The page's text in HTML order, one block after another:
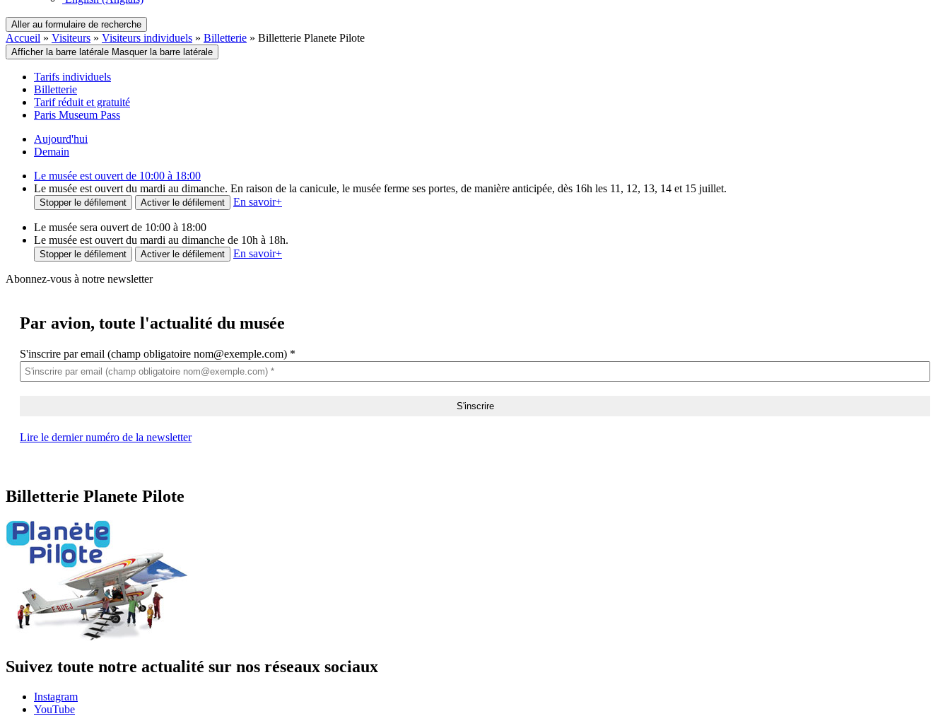
Aller au formulaire de recherche
Accueil » Visiteurs » Visiteurs individuels » Billetterie » Billetterie Planete Pilote
Afficher la barre latérale Masquer la barre latérale
Tarifs individuels
Billetterie
Tarif réduit et gratuité
Paris Museum Pass
Aujourd'hui
Demain
Le musée est ouvert de 10:00 à 18:00
Le musée est ouvert du mardi au dimanche. En raison de la canicule, le musée ferme ses portes, de manière anticipée, dès 16h les 11, 12, 13, 14 et 15 juillet.
Stopper le défilement Activer le défilement En savoir+
Le musée sera ouvert de 10:00 à 18:00
Le musée est ouvert du mardi au dimanche de 10h à 18h.
Stopper le défilement Activer le défilement En savoir+
Abonnez-vous à notre newsletter
Par avion, toute l'actualité du musée
S'inscrire par email (champ obligatoire nom@exemple.com) *
Lire le dernier numéro de la newsletter
Billetterie Planete Pilote
Suivez toute notre actualité sur nos réseaux sociaux
Instagram
YouTube